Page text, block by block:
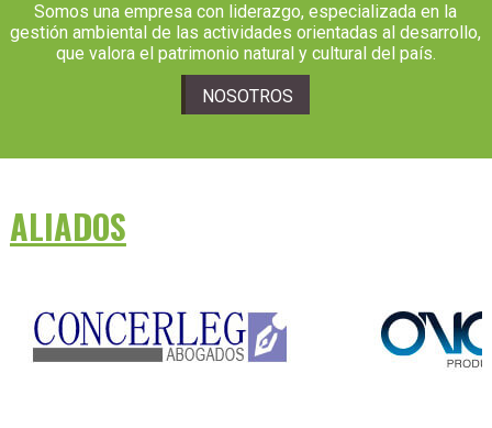
Somos una empresa con liderazgo, especializada en la
gestión ambiental de las actividades orientadas al desarrollo,
que valora el patrimonio natural y cultural del país.
NOSOTROS
ALIADOS